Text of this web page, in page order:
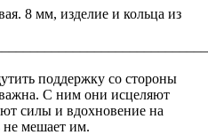
8 мм, изделие и кольца из
поддержку со стороны
С ним они исцеляют
силы и вдохновение на
не мешает им.